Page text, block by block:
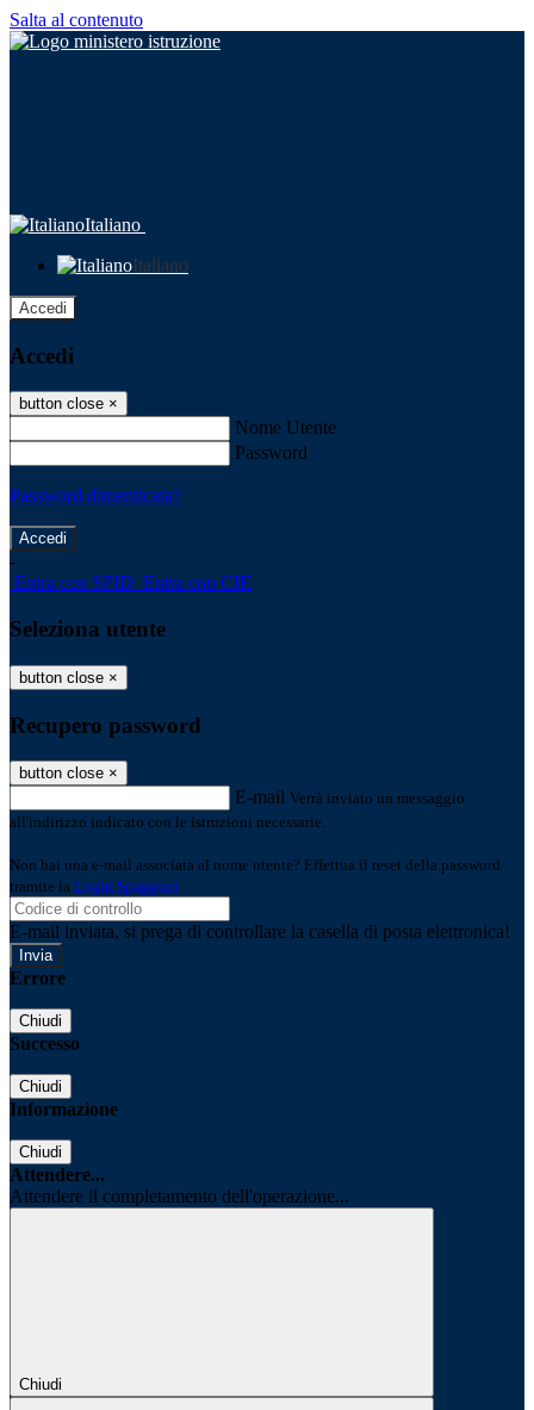
Salta al contenuto
Italiano
Italiano
Accedi
Accedi
button close ×
Nome Utente
Password
Password dimenticata?
-
Entra con SPID Entra con CIE
Seleziona utente
button close ×
Recupero password
button close ×
E-mail Verrà inviato un messaggio
all'indirizzo indicato con le istruzioni necessarie.
Non hai una e-mail associata al nome utente? Effettua il reset della password
tramite la Login Spaggiari
E-mail inviata, si prega di controllare la casella di posta elettronica!
Errore
Chiudi
Successo
Chiudi
Informazione
Chiudi
Attendere...
Attendere il completamento dell'operazione...
Chiudi